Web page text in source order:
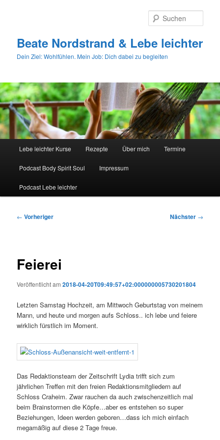
Beate Nordstrand & Lebe leichter
Dein Ziel: Wohlfühlen. Mein Job: Dich dabei zu begleiten
Lebe leichter Kurse Rezepte Über mich Termine
Podcast Body Spirit Soul Impressum
Podcast Lebe leichter
Beitragsnavigation
← Vorheriger Nächster →
Feierei
Veröffentlicht am2018-04-20T09:49:57+02:000000005730201804
Letzten Samstag Hochzeit, am Mittwoch Geburtstag von meinem
Mann, und heute und morgen aufs Schloss.. ich lebe und feiere
wirklich fürstlich im Moment.
Das Redaktionsteam der Zeitschrift Lydia trifft sich zum
jährlichen Treffen mit den freien Redaktionsmitgliedern auf
Schloss Craheim. Zwar rauchen da auch zwischenzeitlich mal
beim Brainstormen die Köpfe…aber es entstehen so super
Beziehungen, Ideen werden geboren…dass ich mich einfach
megamäßig auf diese 2 Tage freue.